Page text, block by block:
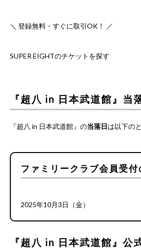
＼ 登録無料・すぐに取引OK！ ／
SUPER EIGHTのチケットを探す
『超八 in 日本武道館』当
『超八 in 日本武道館』の当落日は以下の
ファミリークラブ会員受付
2025年10月3日（金）
『超八 in 日本武道館』公